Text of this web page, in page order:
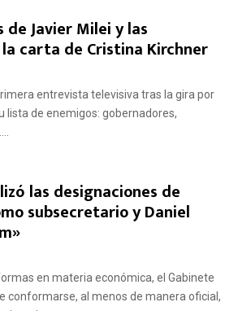
Javier Milei y las
carta de Cristina Kirchner
entrevista televisiva tras la gira por
lista de enemigos: gobernadores,
las designaciones de
subsecretario y Daniel
en materia económica, el Gabinete
conformarse, al menos de manera oficial,